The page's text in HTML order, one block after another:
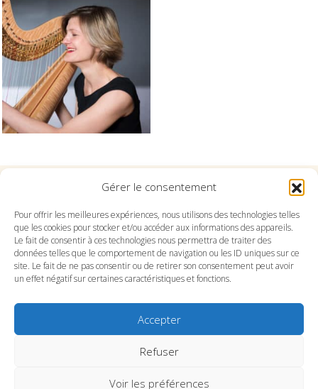
Gérer le consentement
Pour offrir les meilleures expériences, nous utilisons des technologies telles
que les cookies pour stocker et/ou accéder aux informations des appareils.
Le fait de consentir à ces technologies nous permettra de traiter des
données telles que le comportement de navigation ou les ID uniques sur ce
site. Le fait de ne pas consentir ou de retirer son consentement peut avoir
un effet négatif sur certaines caractéristiques et fonctions.
Accepter
Refuser
Voir les préférences
Suivez le conservatoire du Pays Basque sur les
réseaux
SITE DU CONSERVATOIRE
MENTIONS LÉGALES